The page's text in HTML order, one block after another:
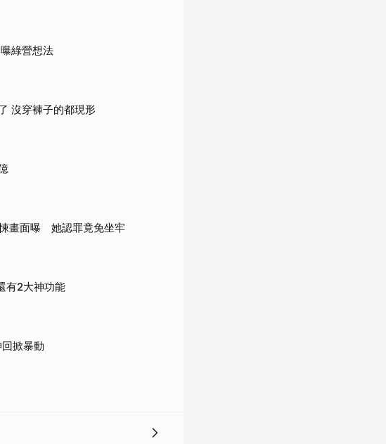
綠營想法
沒穿褲子的都現形
畫面曝 她認罪竟免坐牢
有2大神功能
掀暴動